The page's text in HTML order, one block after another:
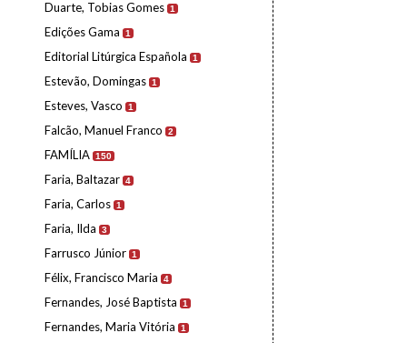
Duarte, Tobias Gomes 1
Edições Gama 1
Editorial Litúrgica Española 1
Estevão, Domingas 1
Esteves, Vasco 1
Falcão, Manuel Franco 2
FAMÍLIA 150
Faria, Baltazar 4
Faria, Carlos 1
Faria, Ilda 3
Farrusco Júnior 1
Félix, Francisco Maria 4
Fernandes, José Baptista 1
Fernandes, Maria Vitória 1